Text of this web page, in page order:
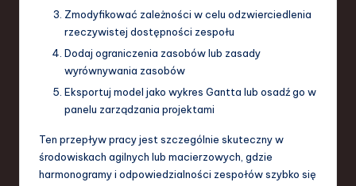
Zmodyfikować zależności w celu odzwierciedlenia
rzeczywistej dostępności zespołu
Dodaj ograniczenia zasobów lub zasady
wyrównywania zasobów
Eksportuj model jako wykres Gantta lub osadź go w
panelu zarządzania projektami
Ten przepływ pracy jest szczególnie skuteczny w
środowiskach agilnych lub macierzowych, gdzie
harmonogramy i odpowiedzialności zespołów szybko się